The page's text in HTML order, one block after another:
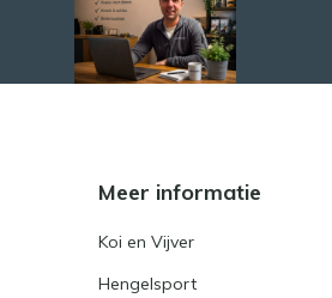
Meer informatie
Koi en Vijver
Hengelsport